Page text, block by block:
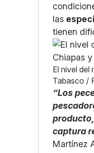
las
tienen
El nivel del
Tabasco /
“Los
captura
Martínez